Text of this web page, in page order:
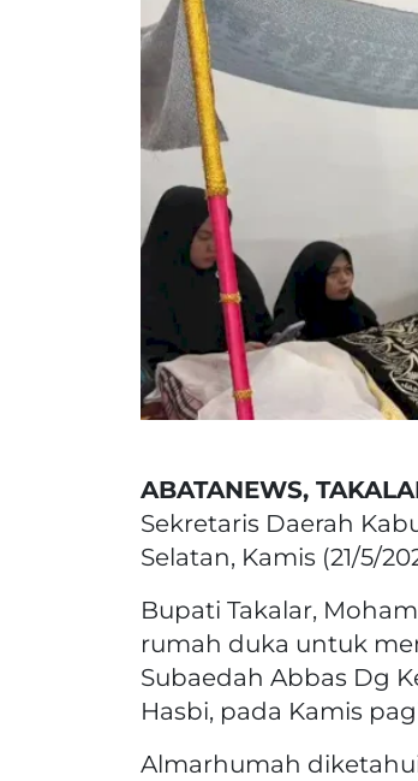
ABATANEWS,
Sekretaris Daerah
Selatan, Kamis (21/5/
Bupati Takalar,
rumah duka untuk
Subaedah Abbas Dg
Hasbi, pada Kamis
Almarhumah